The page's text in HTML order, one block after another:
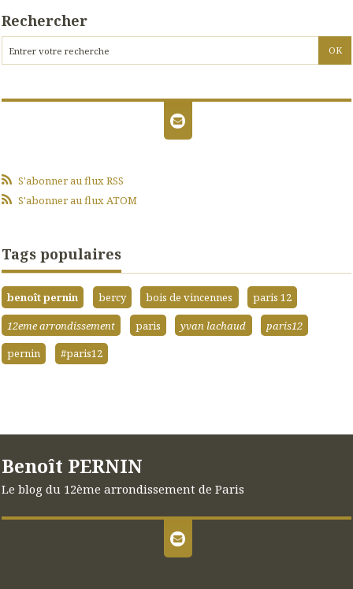
Rechercher
S'abonner au flux RSS
S'abonner au flux ATOM
Tags populaires
benoît pernin bercy bois de vincennes
paris 12
12eme arrondissement
paris yvan lachaud
paris12
pernin
#paris12
Benoît PERNIN
Le blog du 12ème arrondissement de Paris